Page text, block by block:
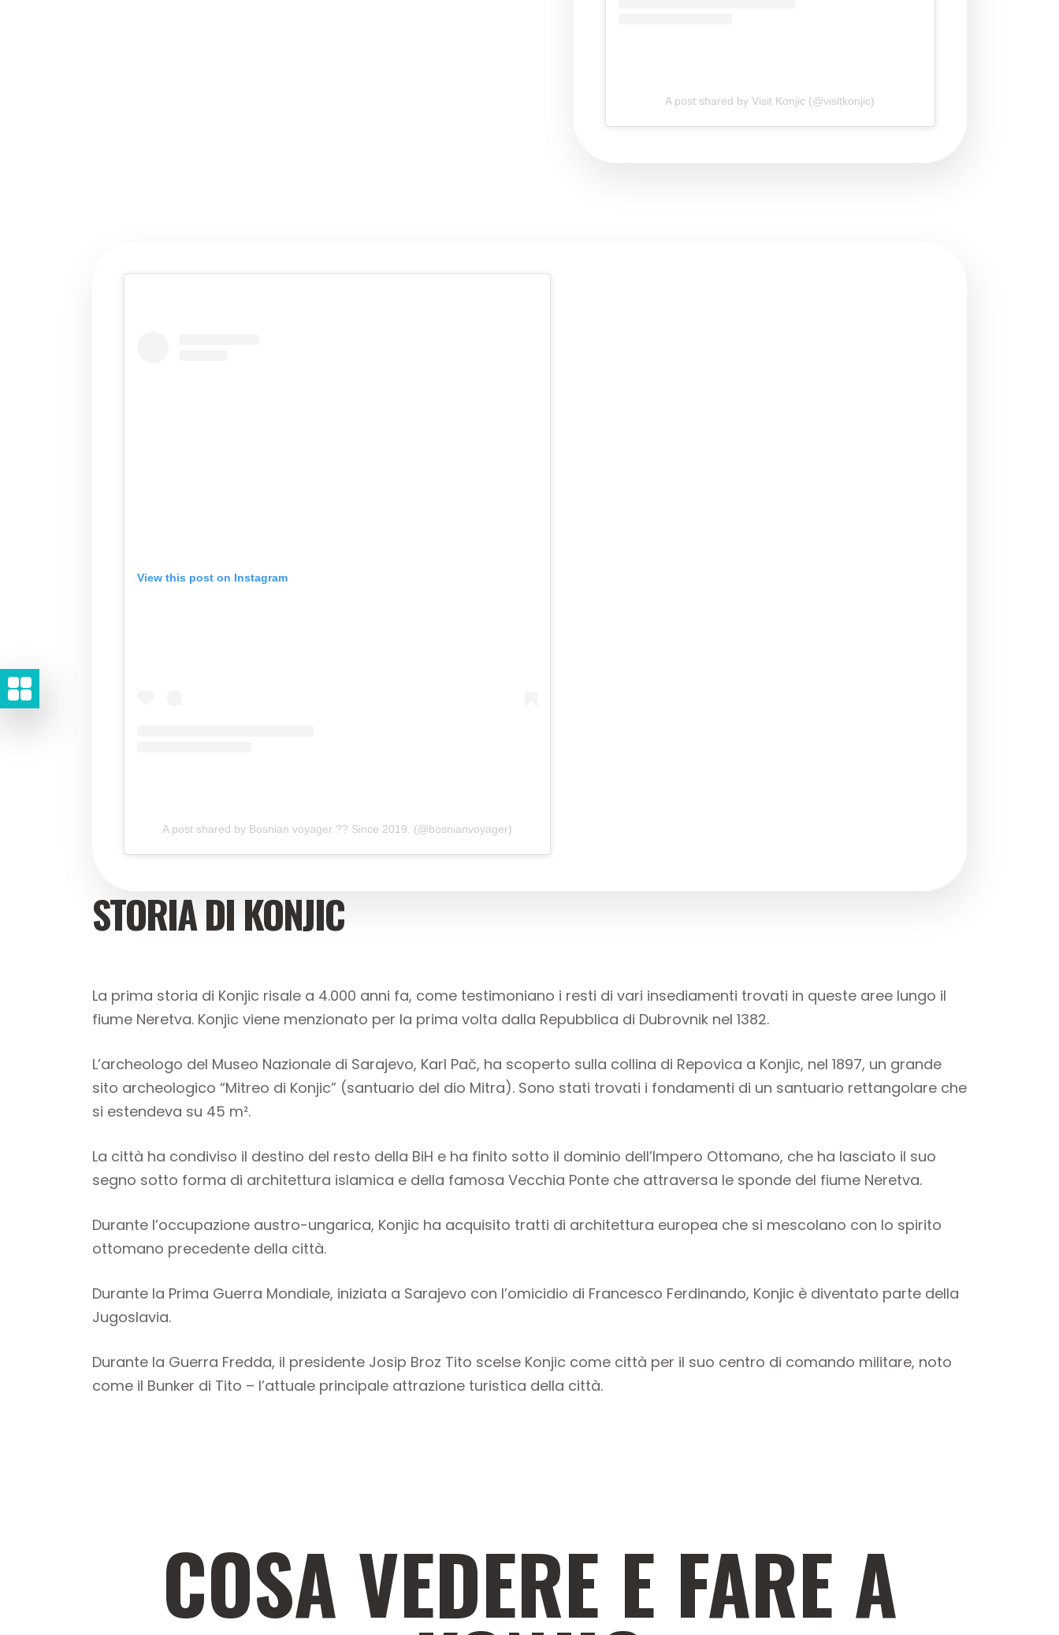
A post shared by Visit Konjic (@visitkonjic)
View this post on Instagram
A post shared by Bosnian voyager ?? Since 2019. (@bosnianvoyager)
STORIA DI KONJIC
La prima storia di Konjic risale a 4.000 anni fa, come testimoniano i resti di vari insediamenti trovati in queste aree lungo il
fiume Neretva. Konjic viene menzionato per la prima volta dalla Repubblica di Dubrovnik nel 1382.
L’archeologo del Museo Nazionale di Sarajevo, Karl Pač, ha scoperto sulla collina di Repovica a Konjic, nel 1897, un grande
sito archeologico “Mitreo di Konjic” (santuario del dio Mitra). Sono stati trovati i fondamenti di un santuario rettangolare che
si estendeva su 45 m².
La città ha condiviso il destino del resto della BiH e ha finito sotto il dominio dell’Impero Ottomano, che ha lasciato il suo
segno sotto forma di architettura islamica e della famosa Vecchia Ponte che attraversa le sponde del fiume Neretva.
Durante l’occupazione austro-ungarica, Konjic ha acquisito tratti di architettura europea che si mescolano con lo spirito
ottomano precedente della città.
Durante la Prima Guerra Mondiale, iniziata a Sarajevo con l’omicidio di Francesco Ferdinando, Konjic è diventato parte della
Jugoslavia.
Durante la Guerra Fredda, il presidente Josip Broz Tito scelse Konjic come città per il suo centro di comando militare, noto
come il Bunker di Tito – l’attuale principale attrazione turistica della città.
COSA VEDERE E FARE A